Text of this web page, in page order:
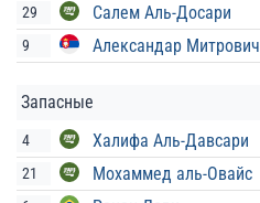
29 Салем Аль-Досари
9 Александар Митрович
Запасные
4 Халифа Аль-Давсари
21 Мохаммед аль-Овайс